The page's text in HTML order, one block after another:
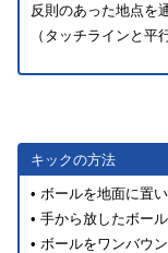
反則のあった地点を
（タッチラインと平
キックの方法
• ボールを地面に置
• 手から放したボー
• ボールをワンバウ